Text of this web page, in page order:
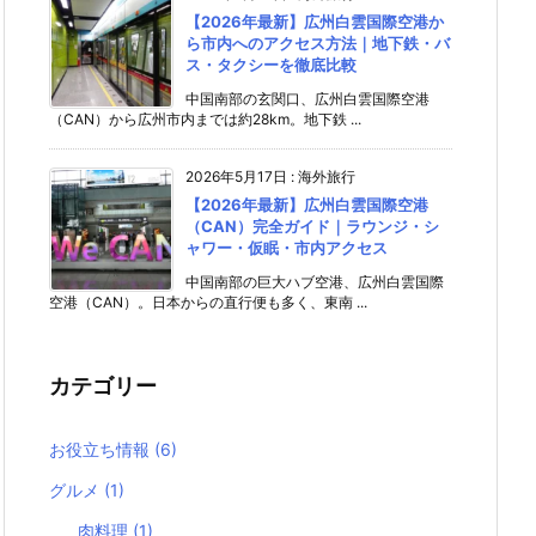
【2026年最新】広州白雲国際空港か
ら市内へのアクセス方法｜地下鉄・バ
ス・タクシーを徹底比較
中国南部の玄関口、広州白雲国際空港
（CAN）から広州市内までは約28km。地下鉄 ...
2026年5月17日 : 海外旅行
【2026年最新】広州白雲国際空港
（CAN）完全ガイド｜ラウンジ・シ
ャワー・仮眠・市内アクセス
中国南部の巨大ハブ空港、広州白雲国際
空港（CAN）。日本からの直行便も多く、東南 ...
カテゴリー
お役立ち情報 (6)
グルメ (1)
肉料理 (1)